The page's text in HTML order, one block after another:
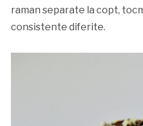
raman separate la copt,
consistente diferite.